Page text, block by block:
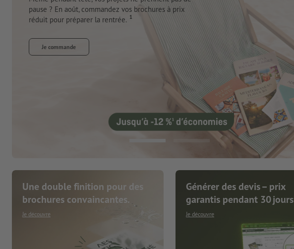
Une double finition pour des
brochures convaincantes.
Je découvre
Générer des devis – prix
garantis pendant 30 jours
Je découvre